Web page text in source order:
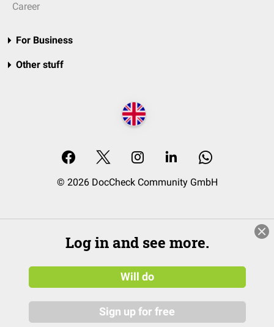
Career
For Business
Other stuff
© 2026 DocCheck Community GmbH
Log in and see more.
Will do
Sign up for free